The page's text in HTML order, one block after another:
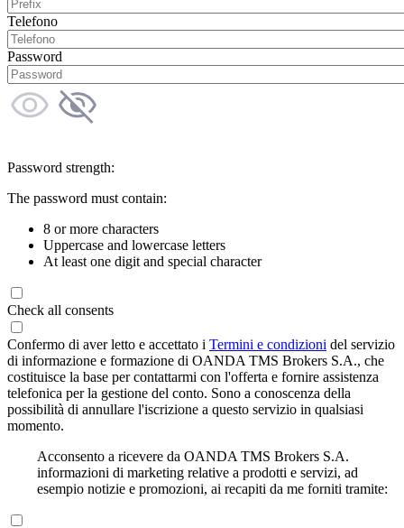
Telefono
Password
Password strength:
The password must contain:
8 or more characters
Uppercase and lowercase letters
At least one digit and special character
Check all consents
Confermo di aver letto e accettato i Termini e condizioni del servizio
di informazione e formazione di OANDA TMS Brokers S.A., che
costituisce la base per contattarmi con l'offerta e fornire assistenza
telefonica per la gestione del conto. Sono a conoscenza della
possibilità di annullare l'iscrizione a questo servizio in qualsiasi
momento.
Acconsento a ricevere da OANDA TMS Brokers S.A.
informazioni di marketing relative a prodotti e servizi, ad
esempio notizie e promozioni, ai recapiti da me forniti tramite: